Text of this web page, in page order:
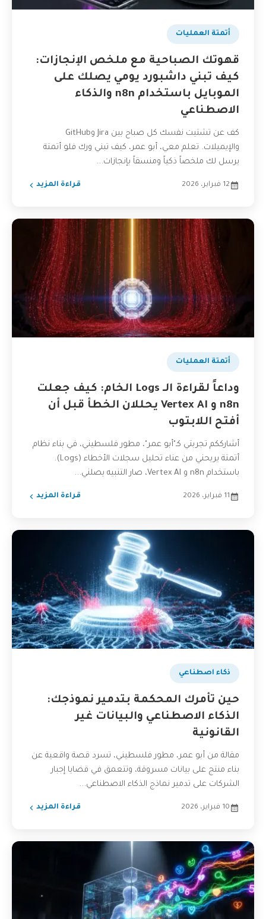
أتمتة العمليات
قهوتك الصباحية مع ملخص الإنجازات:
كيف تبني داشبورد يومي يصلك على
الموبايل باستخدام n8n والذكاء
الاصطناعي
كف عن تشتيت نفسك كل صباح بين Jira وGitHub
والإيميلات. تعلم معي، أبو عمر، كيف تبني ورك فلو أتمتة
يرسل لك ملخصاً ذكياً ومنسقاً بإنجازات...
12 فبراير، 2026 قراءة المزيد
أتمتة العمليات
وداعاً لقراءة الـ Logs الخام: كيف جعلت
n8n و Vertex AI يحللان الخطأ قبل أن
أفتح اللابتوب
أشارككم تجربتي كـ"أبو عمر"، مطور فلسطيني، في بناء نظام
أتمتة يريحني من عناء تحليل سجلات الأخطاء (Logs).
باستخدام n8n و Vertex AI، صار التنبيه يصلني...
11 فبراير، 2026 قراءة المزيد
ذكاء اصطناعي
حين تأمرك المحكمة بتدمير نموذجك:
الذكاء الاصطناعي والبيانات غير
القانونية
مقالة من أبو عمر، مطور فلسطيني، تسرد قصة واقعية عن
بناء منتج على بيانات مسروقة، وتتعمق في قضايا إجبار
الشركات على تدمير نماذج الذكاء الاصطناعي...
10 فبراير، 2026 قراءة المزيد